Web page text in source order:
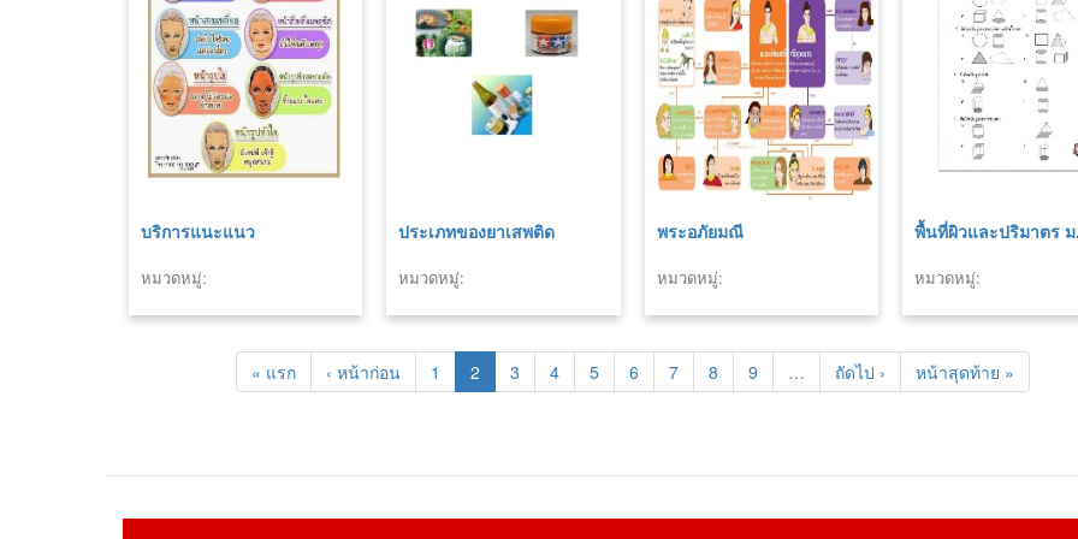
บริการแนะแนว
หมวดหมู่:
ประเภทของยาเสพติด
หมวดหมู่:
พระอภัยมณี
หมวดหมู่:
พื้นที่ผิวและปริมาตร
หมวดหมู่:
« แรก ‹ หน้าก่อน 1 2 3 4 5 6 7 8 9 … ถัดไป › หน้าสุดท้าย »